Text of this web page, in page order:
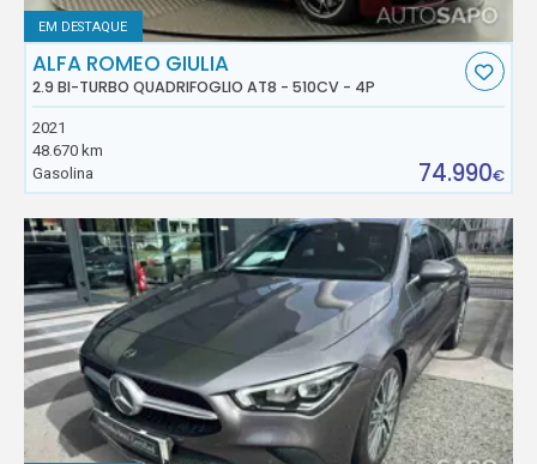
EM DESTAQUE
ALFA ROMEO GIULIA
2.9 BI-TURBO QUADRIFOGLIO AT8 - 510CV - 4P
2021
48.670 km
Gasolina
74.990€